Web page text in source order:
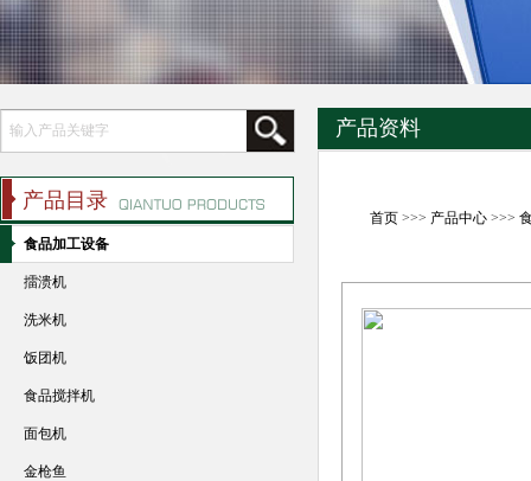
产品资料
首页>>> 产品中心>>>
产品目录
食品加工设备
擂溃机
洗米机
饭团机
食品搅拌机
面包机
金枪鱼